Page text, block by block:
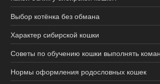
Выбор котёнка без обмана
Характер сибирской кошки
Советы по обучению кошки выполнять
Нормы оформления родословных кошек